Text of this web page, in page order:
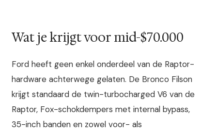
Wat je krijgt voor mid-$70.000
Ford heeft geen enkel onderdeel van de Raptor-
hardware achterwege gelaten. De Bronco Filson
krijgt standaard de twin-turbocharged V6 van de
Raptor, Fox-schokdempers met internal bypass,
35-inch banden en zowel voor- als